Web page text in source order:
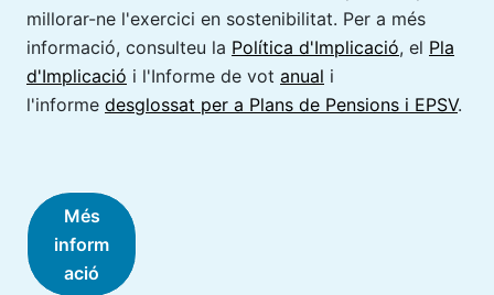
millorar-ne l'exercici en sostenibilitat. Per a més
informació, consulteu la Política d'Implicació, el Pla
d'Implicació i l'Informe de vot anual i
l'informe desglossat per a Plans de Pensions i EPSV.
Més
inform
ació